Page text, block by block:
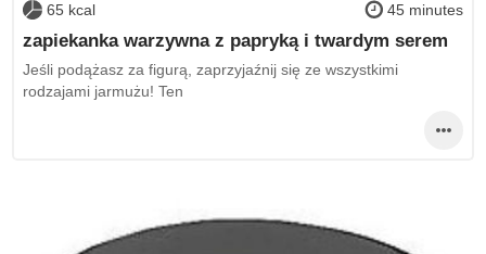
65 kcal 45 minutes
zapiekanka warzywna z papryką i twardym serem
Jeśli podążasz za figurą, zaprzyjaźnij się ze wszystkimi
rodzajami jarmużu! Ten